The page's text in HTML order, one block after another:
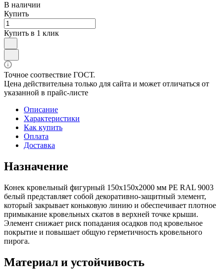
В наличии
Купить
Купить в 1 клик
Точное соотвествие ГОСТ.
Цена действительна только для сайта и может отличаться от
указанной в прайс-листе
Описание
Характеристики
Как купить
Оплата
Доставка
Назначение
Конек кровельный фигурный 150х150х2000 мм PE RAL 9003
белый представляет собой декоративно-защитный элемент,
который закрывает коньковую линию и обеспечивает плотное
примыкание кровельных скатов в верхней точке крыши.
Элемент снижает риск попадания осадков под кровельное
покрытие и повышает общую герметичность кровельного
пирога.
Материал и устойчивость